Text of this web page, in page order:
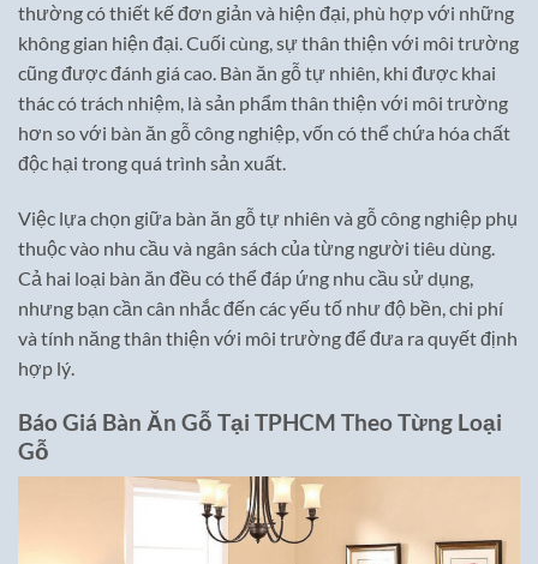
thường có thiết kế đơn giản và hiện đại, phù hợp với những
không gian hiện đại. Cuối cùng, sự thân thiện với môi trường
cũng được đánh giá cao. Bàn ăn gỗ tự nhiên, khi được khai
thác có trách nhiệm, là sản phẩm thân thiện với môi trường
hơn so với bàn ăn gỗ công nghiệp, vốn có thể chứa hóa chất
độc hại trong quá trình sản xuất.
Việc lựa chọn giữa bàn ăn gỗ tự nhiên và gỗ công nghiệp phụ
thuộc vào nhu cầu và ngân sách của từng người tiêu dùng.
Cả hai loại bàn ăn đều có thể đáp ứng nhu cầu sử dụng,
nhưng bạn cần cân nhắc đến các yếu tố như độ bền, chi phí
và tính năng thân thiện với môi trường để đưa ra quyết định
hợp lý.
Báo Giá Bàn Ăn Gỗ Tại TPHCM Theo Từng Loại
Gỗ